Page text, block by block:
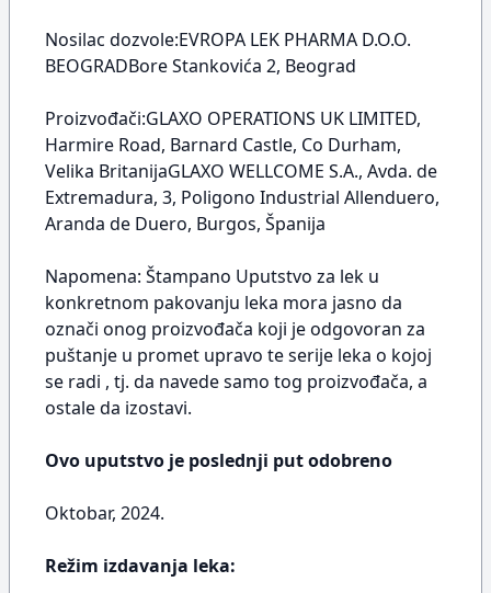
Nosilac dozvole:EVROPA LEK PHARMA D.O.O.
BEOGRADBore Stankovića 2, Beograd
Proizvođači:GLAXO OPERATIONS UK LIMITED,
Harmire Road, Barnard Castle, Co Durham,
Velika BritanijaGLAXO WELLCOME S.A., Avda. de
Extremadura, 3, Poligono Industrial Allenduero,
Aranda de Duero, Burgos, Španija
Napomena: Štampano Uputstvo za lek u
konkretnom pakovanju leka mora jasno da
označi onog proizvođača koji je odgovoran za
puštanje u promet upravo te serije leka o kojoj
se radi , tj. da navede samo tog proizvođača, a
ostale da izostavi.
Ovo uputstvo je poslednji put odobreno
Oktobar, 2024.
Režim izdavanja leka: